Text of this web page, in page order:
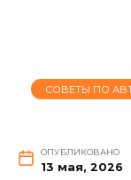
СОВЕТЫ ПО
ОПУБЛИКОВАНО
13 мая, 2026